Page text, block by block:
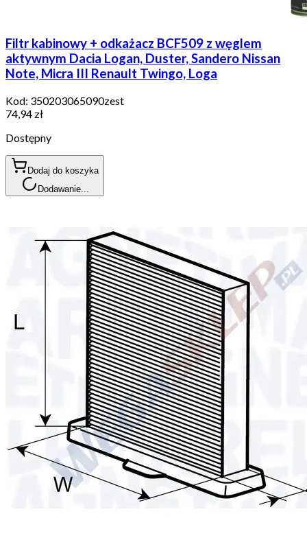
Filtr kabinowy + odkażacz BCF509 z węglem
aktywnym Dacia Logan, Duster, Sandero Nissan
Note, Micra III Renault Twingo, Loga
Kod: 350203065090zest
74,94 zł
Dostępny
Dodaj do koszyka
Dodawanie...